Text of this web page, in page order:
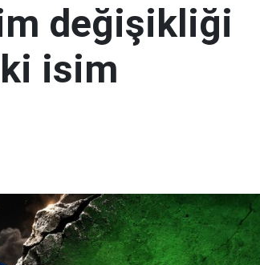
değişikliği
isim